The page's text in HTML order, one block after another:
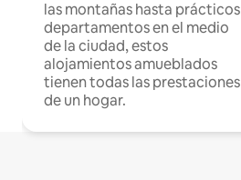
las montañas hasta prácticos
departamentos en el medio
de la ciudad, estos
alojamientos amueblados
tienen todas las prestaciones
de un hogar.